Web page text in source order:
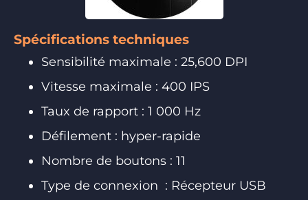
Spécifications techniques
Sensibilité maximale : 25,600 DPI
Vitesse maximale : 400 IPS
Taux de rapport : 1 000 Hz
Défilement : hyper-rapide
Nombre de boutons : 11
Type de connexion : Récepteur USB